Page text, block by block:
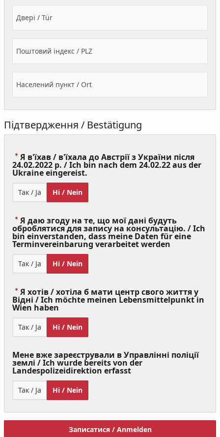
Двері / Tür
Поштовий індекс / PLZ
Населений пункт / Ort
Підтвердження / Bestätigung
Я в'їхав / в'їхала до Австрії з України після
24.02.2022 р. / Ich bin nach dem 24.02.22 aus der
Ukraine eingereist.
Required)
Так / Ja Ні / Nein
Я даю згоду на те, що мої дані будуть
оброблятися для запису на консультацію. / Ich
bin einverstanden, dass meine Daten für eine
Terminvereinbarung verarbeitet werden
Так / Ja Ні / Nein
Я хотів / хотіла б мати центр свого життя у
Відні / Ich möchte meinen Lebensmittelpunkt in
Wien haben
Required)
Так / Ja Ні / Nein
Мене вже зареєстрували в Управлінні поліції
землі / Ich wurde bereits von der
Landespolizeidirektion erfasst
Так / Ja Ні / Nein
Записатися / Anmelden